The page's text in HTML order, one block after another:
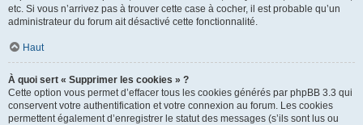
etc. Si vous n’arrivez pas à trouver cette case à cocher, il est probable qu’un
administrateur du forum ait désactivé cette fonctionnalité.
Haut
À quoi sert « Supprimer les cookies » ?
Cette option vous permet d’effacer tous les cookies générés par phpBB 3.3 qui
conservent votre authentification et votre connexion au forum. Les cookies
permettent également d’enregistrer le statut des messages (s’ils sont lus ou